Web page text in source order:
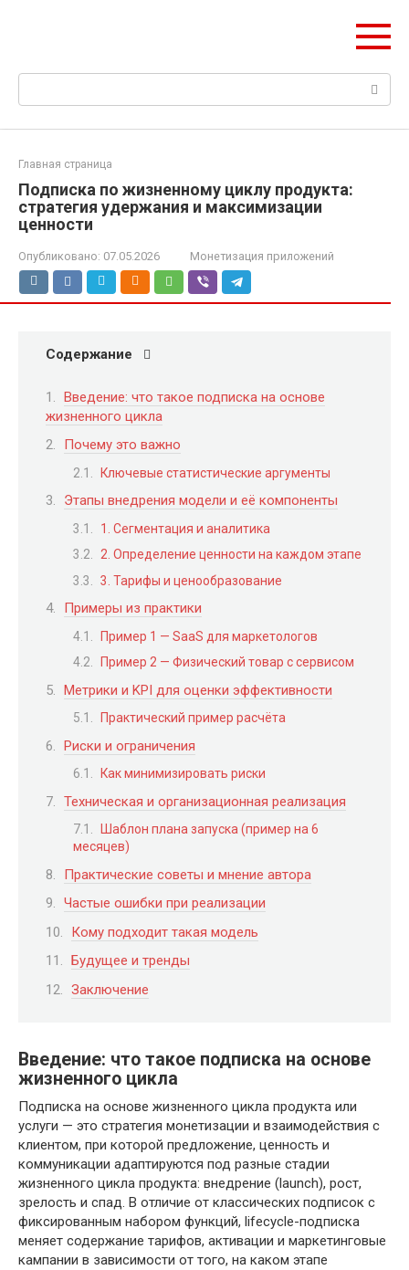
Поиск:
Главная страница
Подписка по жизненному циклу продукта:
стратегия удержания и максимизации
ценности
Опубликовано: 07.05.2026 Монетизация приложений
Содержание
Введение: что такое подписка на основе
жизненного цикла
Почему это важно
Ключевые статистические аргументы
Этапы внедрения модели и её компоненты
1. Сегментация и аналитика
2. Определение ценности на каждом этапе
3. Тарифы и ценообразование
Примеры из практики
Пример 1 — SaaS для маркетологов
Пример 2 — Физический товар с сервисом
Метрики и KPI для оценки эффективности
Практический пример расчёта
Риски и ограничения
Как минимизировать риски
Техническая и организационная реализация
Шаблон плана запуска (пример на 6
месяцев)
Практические советы и мнение автора
Частые ошибки при реализации
Кому подходит такая модель
Будущее и тренды
Заключение
Введение: что такое подписка на основе
жизненного цикла
Подписка на основе жизненного цикла продукта или
услуги — это стратегия монетизации и взаимодействия с
клиентом, при которой предложение, ценность и
коммуникации адаптируются под разные стадии
жизненного цикла продукта: внедрение (launch), рост,
зрелость и спад. В отличие от классических подписок с
фиксированным набором функций, lifecycle-подписка
меняет содержание тарифов, активации и маркетинговые
кампании в зависимости от того, на каком этапе